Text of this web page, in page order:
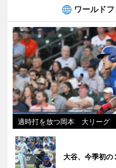
ワールド
適時打を放つ岡本 大リーグ
大谷、今季初